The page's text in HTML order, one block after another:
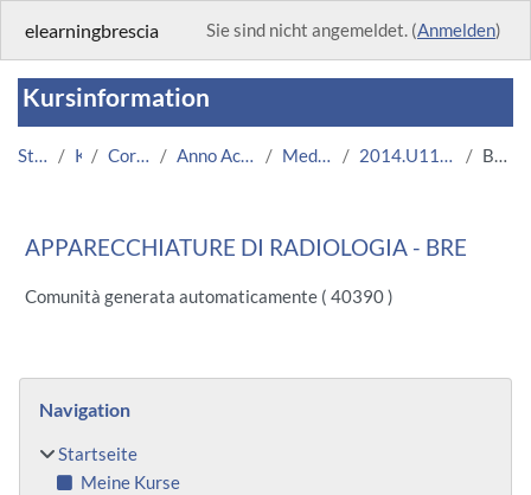
elearningbrescia Sie sind nicht angemeldet. (Anmelden)
Kursinformation
Startseite Kurse Corsi Istituzionali Anno Accademico 2014/2015 Medicina e Chirurgia 2014.U11671.08717-11.BRE.2709 Beschreibung
APPARECCHIATURE DI RADIOLOGIA - BRE
Comunità generata automaticamente ( 40390 )
Blöcke
Navigation
Startseite
Meine Kurse